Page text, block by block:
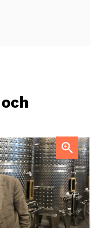
den svenska